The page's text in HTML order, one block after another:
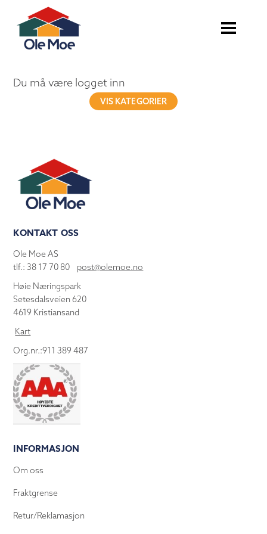
Du må være logget inn
VIS KATEGORIER
KONTAKT OSS
Ole Moe AS
tlf.: 38 17 70 80 post@olemoe.no
Høie Næringspark
Setesdalsveien 620
4619 Kristiansand
Kart
Org.nr.:911 389 487
INFORMASJON
Om oss
Fraktgrense
Retur/Reklamasjon